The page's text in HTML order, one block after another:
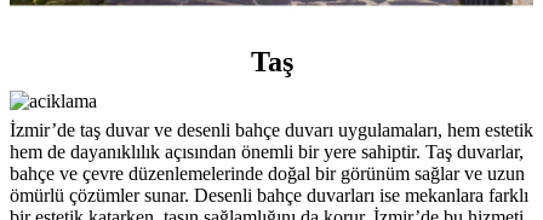
Taş
İzmir’de taş duvar ve desenli bahçe duvarı uygulamaları, hem estetik
hem de dayanıklılık açısından önemli bir yere sahiptir. Taş duvarlar,
bahçe ve çevre düzenlemelerinde doğal bir görünüm sağlar ve uzun
ömürlü çözümler sunar. Desenli bahçe duvarları ise mekanlara farklı